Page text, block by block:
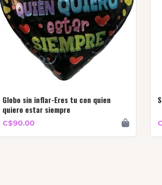
Globo sin inflar-Eres tu con quien
quiero estar siempre
C$90.00